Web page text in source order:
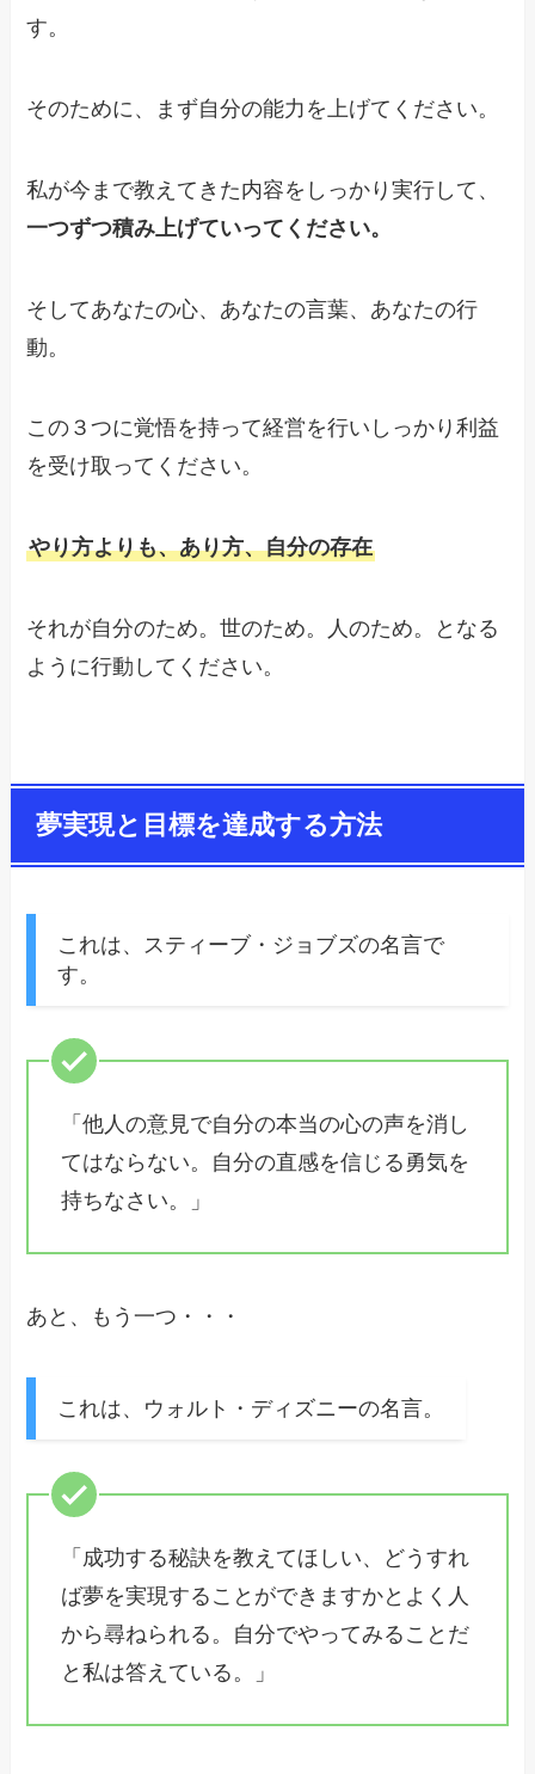
す。
そのために、まず自分の能力を上げてください。
私が今まで教えてきた内容をしっかり実行して、
一つずつ積み上げていってください。
そしてあなたの心、あなたの言葉、あなたの行
動。
この３つに覚悟を持って経営を行いしっかり利益
を受け取ってください。
やり方よりも、あり方、自分の存在
それが自分のため。世のため。人のため。となる
ように行動してください。
夢実現と目標を達成する方法
これは、スティーブ・ジョブズの名言で
す。
「他人の意見で自分の本当の心の声を消し
てはならない。自分の直感を信じる勇気を
持ちなさい。」
あと、もう一つ・・・
これは、ウォルト・ディズニーの名言。
「成功する秘訣を教えてほしい、どうすれ
ば夢を実現することができますかとよく人
から尋ねられる。自分でやってみることだ
と私は答えている。」